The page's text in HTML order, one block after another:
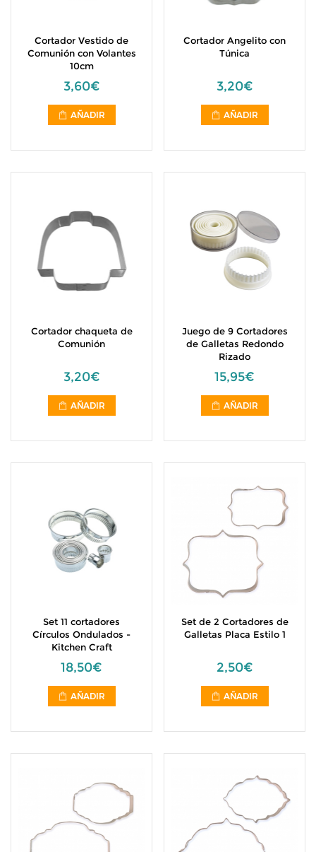
Cortador Vestido de
Comunión con Volantes
10cm
3,60€
AÑADIR
Cortador Angelito con
Túnica
3,20€
AÑADIR
Cortador chaqueta de
Comunión
3,20€
AÑADIR
Juego de 9 Cortadores
de Galletas Redondo
Rizado
15,95€
AÑADIR
Set 11 cortadores
Círculos Ondulados -
Kitchen Craft
18,50€
AÑADIR
Set de 2 Cortadores de
Galletas Placa Estilo 1
2,50€
AÑADIR